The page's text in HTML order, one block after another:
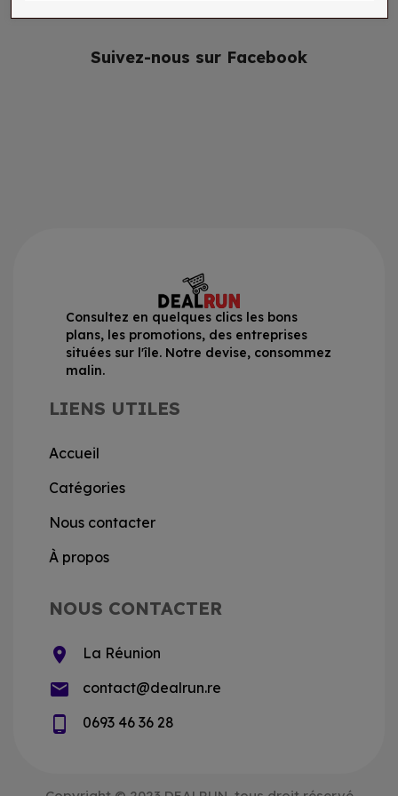
Suivez-nous sur Facebook
Consultez en quelques clics les bons
plans, les promotions, des entreprises
situées sur l'île. Notre devise, consommez
malin.
LIENS UTILES
Accueil
Catégories
Nous contacter
À propos
NOUS CONTACTER
location_on La Réunion
email contact@dealrun.re
phone_android 0693 46 36 28